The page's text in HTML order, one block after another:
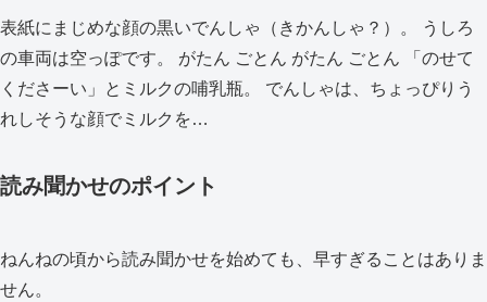
表紙にまじめな顔の黒いでんしゃ（きかんしゃ？）。 うしろ
の車両は空っぽです。 がたん ごとん がたん ごとん 「のせて
くださーい」とミルクの哺乳瓶。 でんしゃは、ちょっぴりう
れしそうな顔でミルクを…
読み聞かせのポイント
ねんねの頃から読み聞かせを始めても、早すぎることはありま
せん。